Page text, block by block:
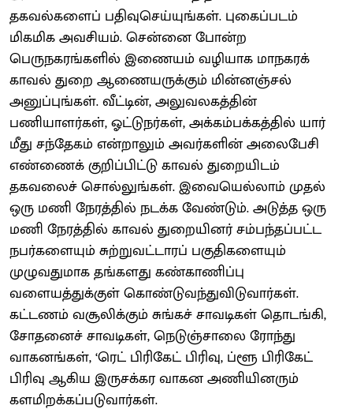
தகவல்களைப் பதிவுசெய்யுங்கள். புகைப்படம்
மிகமிக அவசியம். சென்னை போன்ற
பெருநகரங்களில் இணையம் வழியாக மாநகரக்
காவல் துறை ஆணையருக்கும் மின்னஞ்சல்
அனுப்புங்கள். வீட்டின், அலுவலகத்தின்
பணியாளர்கள், ஓட்டுநர்கள், அக்கம்பக்கத்தில் யார்
மீது சந்தேகம் என்றாலும் அவர்களின் அலைபேசி
எண்ணைக் குறிப்பிட்டு காவல் துறையிடம்
தகவலைச் சொல்லுங்கள். இவையெல்லாம் முதல்
ஒரு மணி நேரத்தில் நடக்க வேண்டும். அடுத்த ஒரு
மணி நேரத்தில் காவல் துறையினர் சம்பந்தப்பட்ட
நபர்களையும் சுற்றுவட்டாரப் பகுதிகளையும்
முழுவதுமாக தங்களது கண்காணிப்பு
வளையத்துக்குள் கொண்டுவந்துவிடுவார்கள்.
கட்டணம் வசூலிக்கும் சுங்கச் சாவடிகள் தொடங்கி,
சோதனைச் சாவடிகள், நெடுஞ்சாலை ரோந்து
வாகனங்கள், ‘ரெட் பிரிகேட் பிரிவு, ப்ளூ பிரிகேட்
பிரிவு ஆகிய இருசக்கர வாகன அணியினரும்
களமிறக்கப்படுவார்கள்.